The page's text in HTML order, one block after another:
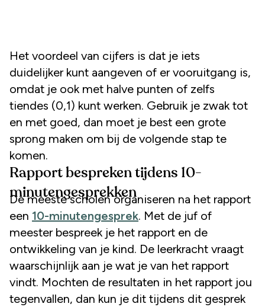
Het voordeel van cijfers is dat je iets
duidelijker kunt aangeven of er vooruitgang is,
omdat je ook met halve punten of zelfs
tiendes (0,1) kunt werken. Gebruik je zwak tot
en met goed, dan moet je best een grote
sprong maken om bij de volgende stap te
komen.
Rapport bespreken tijdens 10-
minutengesprekken
De meeste scholen organiseren na het rapport
een 10-minutengesprek. Met de juf of
meester bespreek je het rapport en de
ontwikkeling van je kind. De leerkracht vraagt
waarschijnlijk aan je wat je van het rapport
vindt. Mochten de resultaten in het rapport jou
tegenvallen, dan kun je dit tijdens dit gesprek